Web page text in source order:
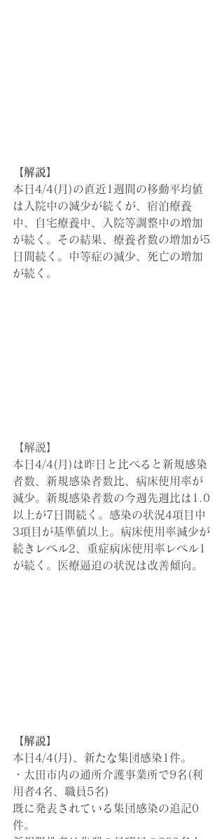
【解説】
本日4/4(月)の直近1週間の移動平均値
は入院中の減少が続くが、宿泊療養
中、自宅療養中、入院等調整中の増加
が続く。その結果、療養者数の増加が5
日間続く。中等症の減少、死亡の増加
が続く。
【解説】
本日4/4(月)は昨日と比べると新規感染
者数、新規感染者数比、病床使用率が
減少。新規感染者数の今週先週比は1.0
以上が7日間続く。感染の状況4項目中
3項目が基準値以上。病床使用率減少が
続きレベル2、重症病床使用率レベル1
が続く。医療逼迫の状況は改善傾向。
【解説】
本日4/4(月)
、新たな集団感染1件。
・太田市内の通所介護事業所で9名(利
用者4名、職員5名)
既に発表されている集団感染の追記0
件。